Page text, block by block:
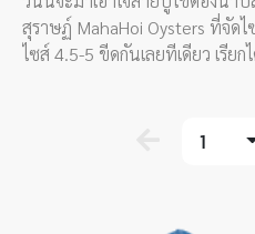
สุราษฏ์ MahaHoi Oysters ที่จัด
ไซส์ 4.5-5 ขีดกันเลยทีเดียว เรีย
1